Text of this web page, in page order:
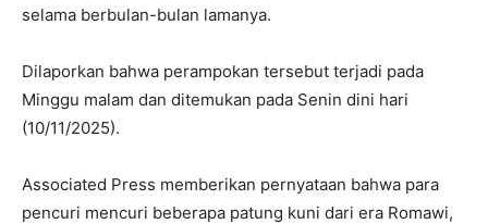
selama berbulan-bulan lamanya.
Dilaporkan bahwa perampokan tersebut terjadi pada
Minggu malam dan ditemukan pada Senin dini hari
(10/11/2025).
Associated Press memberikan pernyataan bahwa para
pencuri mencuri beberapa patung kuni dari era Romawi,